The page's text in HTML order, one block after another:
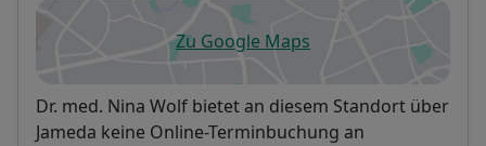
Zu Google Mapsöffnet in einer neuen
Verfügbarkeit
Dr. med. Nina Wolf bietet an diesem Standort über
Jameda keine Online-Terminbuchung an